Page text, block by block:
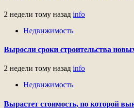
2 недели тому назад info
Недвижимость
Выросли сроки строительства
2 недели тому назад info
Недвижимость
Вырастет стоимость, по которой